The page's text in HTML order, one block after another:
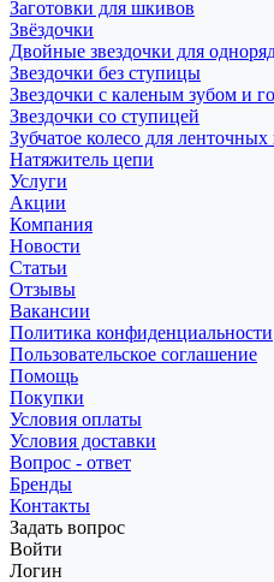
Заготовки для шкивов
Звёздочки
Двойные звездочки для
Звездочки без ступицы
Звездочки с каленым зубом и
Звездочки со ступицей
Зубчатое колесо для ленточных
Натяжитель цепи
Услуги
Акции
Компания
Новости
Статьи
Отзывы
Вакансии
Политика конфиденциальности
Пользовательское соглашение
Помощь
Покупки
Условия оплаты
Условия доставки
Вопрос - ответ
Бренды
Контакты
Задать вопрос
Войти
Логин